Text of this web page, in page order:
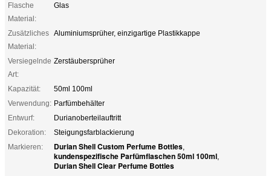
Flasche
Material:
Glas
Zusätzliches
Material:
Aluminiumsprüher, einzigartige Plastikkappe
Versiegelnde
Art:
Zerstäubersprüher
Kapazität:
50ml 100ml
Verwendung: Parfümbehälter
Entwurf:
Durianoberteilauftritt
Dekoration:
Steigungsfarblackierung
Markieren:
Durian Shell Custom Perfume Bottles,
kundenspezifische Parfümflaschen 50ml 100ml,
Durian Shell Clear Perfume Bottles